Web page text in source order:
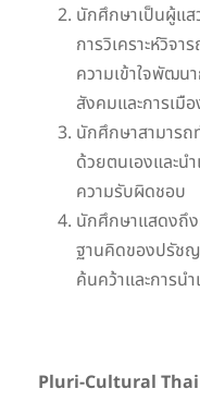
นักศึกษาเป็นผู้แส
การวิเคราะห์วิจ
ความเข้าใจพัฒน
สังคมและการเมือ
นักศึกษาสามารถ
ด้วยตนเองและน
ความรับผิดชอบ
นักศึกษาแสดงถึง
ฐานคิดของปรัช
ค้นคว้าและการน
Pluri-Cultural